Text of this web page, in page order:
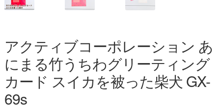
アクティブコーポレーション あ
にまる竹うちわグリーティング
カード スイカを被った柴犬 GX-
69s